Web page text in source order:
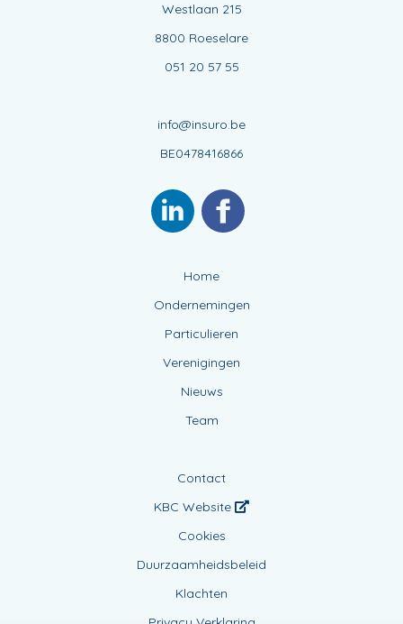
Westlaan 215
8800 Roeselare
051 20 57 55
info@insuro.be
BE0478416866
Home
Ondernemingen
Particulieren
Verenigingen
Nieuws
Team
Contact
KBC Website
Cookies
Duurzaamheidsbeleid
Klachten